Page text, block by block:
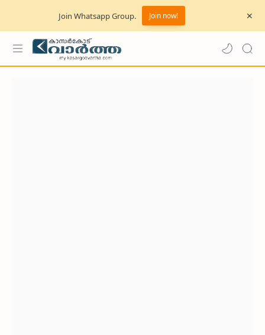
Join Whatsapp Group. Join now!